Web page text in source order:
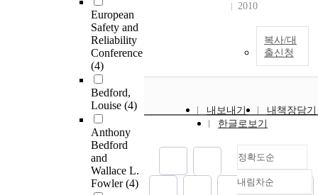
European
Safety and
Reliability
Conference
(4)
Bedford,
Louise (4)
Anthony
Bedford
and
Wallace L.
Fowler(4)
2010
복사/대
출신청
내보내기
내책장담기
한글로보기
정확도순
정확도
내림차순